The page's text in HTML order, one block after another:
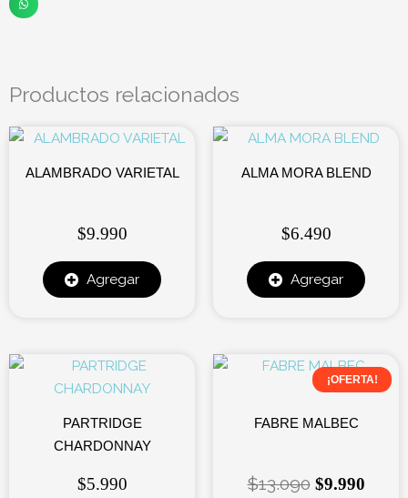
Productos relacionados
ALAMBRADO VARIETAL
$9.990
Agregar
ALMA MORA BLEND
$6.490
Agregar
PARTRIDGE
CHARDONNAY
$5.990
¡OFERTA!
FABRE MALBEC
$13.090
El
precio
era:
$9.990
El
precio